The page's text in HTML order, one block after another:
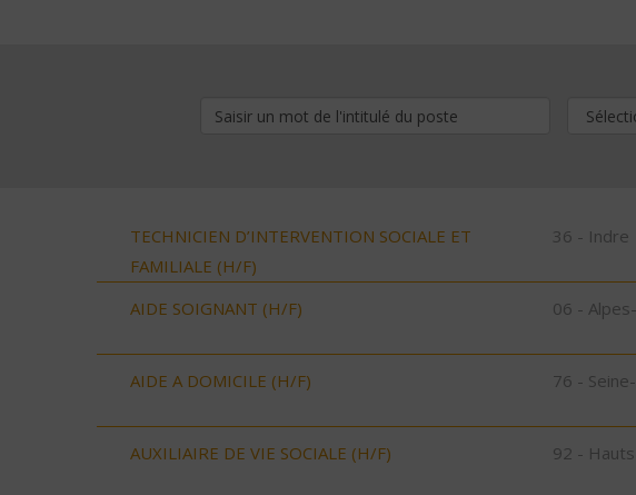
TECHNICIEN D’INTERVENTION SOCIALE ET
FAMILIALE (H/F)
36 - Indre
AIDE SOIGNANT (H/F) 06 -
AIDE A DOMICILE (H/F) 76 -
AUXILIAIRE DE VIE SOCIALE (H/F) 92 -